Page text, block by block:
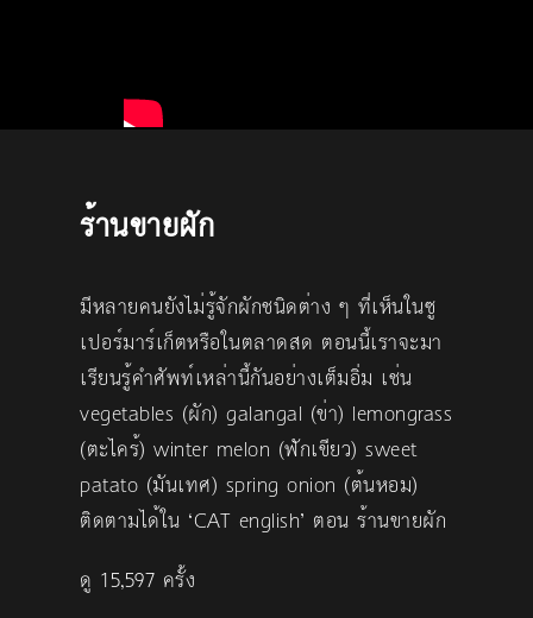
ร้านขายผัก
มีหลายคนยังไม่รู้จักผักชนิดต่าง ๆ ที่เห็นในซู
เปอร์มาร์เก็ตหรือในตลาดสด ตอนนี้เราจะมา
เรียนรู้คำศัพท์เหล่านี้กันอย่างเต็มอิ่ม เช่น
vegetables (ผัก) galangal (ข่า) lemongrass
(ตะไคร้) winter melon (ฟักเขียว) sweet
patato (มันเทศ) spring onion (ต้นหอม)
ติดตามได้ใน ‘CAT english’ ตอน ร้านขายผัก
ดู 15,597 ครั้ง